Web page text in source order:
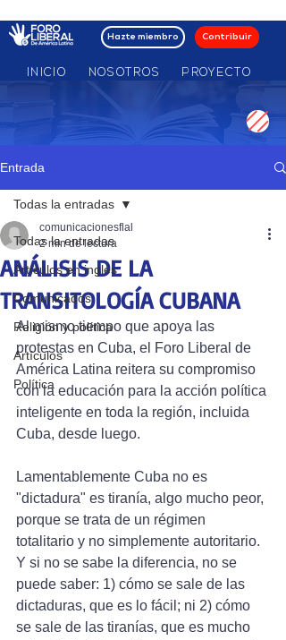
Hazte miembro Contribuir
INICIO NOSOTROS PROYECTO
Entrada
Todas la entradas
Artículos en inglés
Comunicados
Religión y política
Artículos
Política
Todas la entradas
ANÁLISIS DE LA
TRANSITOLOGÍA CUBANA
comunicacionesflal
2 min de lectura
Al mismo tiempo que apoya las
protestas en Cuba, el Foro Liberal de
América Latina reitera su compromiso
con la educación para la acción política
inteligente en toda la región, incluida
Cuba, desde luego.
Lamentablemente Cuba no es
"dictadura" es tiranía, algo mucho peor,
porque se trata de un régimen
totalitario y no simplemente autoritario.
Y si no se sabe la diferencia, no se
puede saber: 1) cómo se sale de las
dictaduras, que es lo fácil; ni 2) cómo
se sale de las tiranías, que es mucho